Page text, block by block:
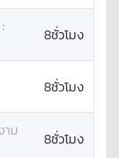
:
8ชั่วโมง
8ชั่วโมง
ม
8ชั่วโมง